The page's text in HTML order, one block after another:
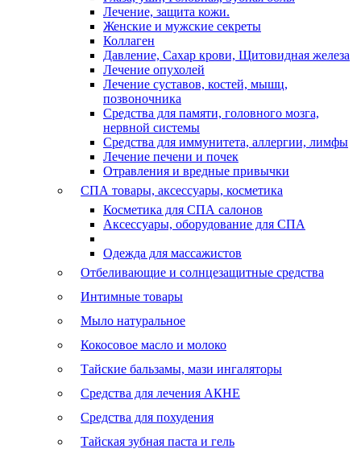
Лечение, защита кожи.
Женские и мужские секреты
Коллаген
Давление, Сахар крови, Щитовидная железа
Лечение опухолей
Лечение суставов, костей, мышц,
позвоночника
Средства для памяти, головного мозга,
нервной системы
Средства для иммунитета, аллергии, лимфы
Лечение печени и почек
Отравления и вредные привычки
СПА товары, аксессуары, косметика
Косметика для СПА салонов
Аксессуары, оборудование для СПА
Одежда для массажистов
Отбеливающие и солнцезащитные средства
Интимные товары
Мыло натуральное
Кокосовое масло и молоко
Тайские бальзамы, мази ингаляторы
Средства для лечения АКНЕ
Средства для похудения
Тайская зубная паста и гель